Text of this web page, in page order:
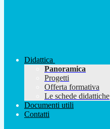
Didattica
Panoramica
Progetti
Offerta formativa
Le schede didattiche
Documenti utili
Contatti